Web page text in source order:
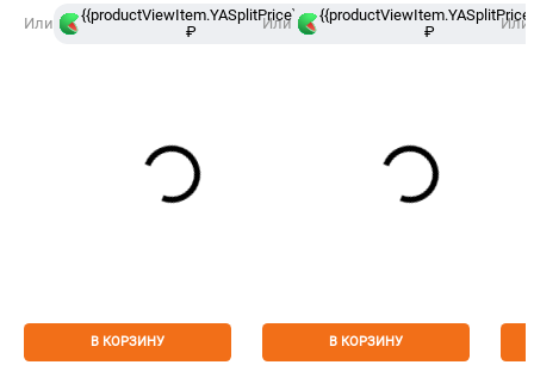
Или
{{productViewItem.YASplitPrice}}
₽
в
Сплит
В КОРЗИНУ
Или
₽
В КОРЗИНУ
Или